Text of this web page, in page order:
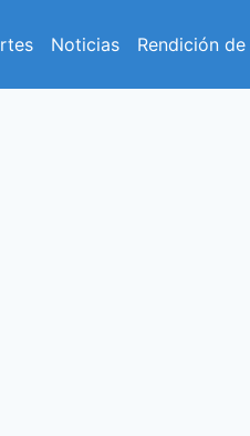
Noticias Rendición